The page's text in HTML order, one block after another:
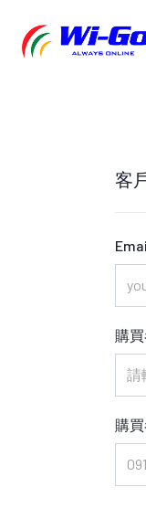
客
購
購